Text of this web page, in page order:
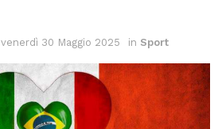
venerdì 30 Maggio 2025 in Sport